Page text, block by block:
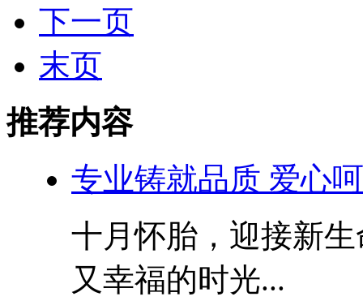
下一页
末页
推荐内容
专业铸就品质 爱心
十月怀胎，迎接新
又幸福的时光...